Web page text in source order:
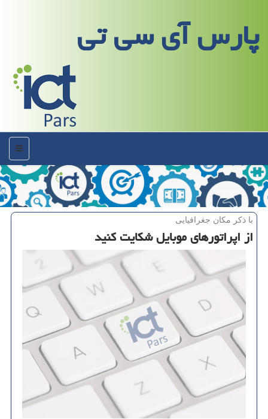
پارس آی سی تی
منو
با ذكر مكان جغرافیایی
از اپراتورهای موبایل شكایت كنید